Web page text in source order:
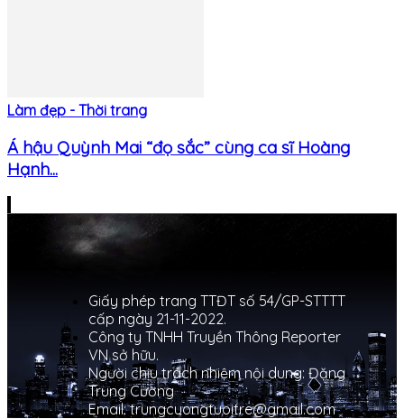
Làm đẹp - Thời trang
Á hậu Quỳnh Mai “đọ sắc” cùng ca sĩ Hoàng
Hạnh...
Giấy phép trang TTĐT số 54/GP-STTTT
cấp ngày 21-11-2022.
Công ty TNHH Truyền Thông Reporter
VN sở hữu.
Người chịu trách nhiệm nội dung: Đặng
Trung Cường
Email: trungcuongtuoitre@gmail.com